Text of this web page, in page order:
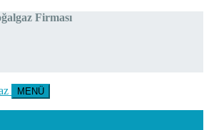
Firması
MENÜ